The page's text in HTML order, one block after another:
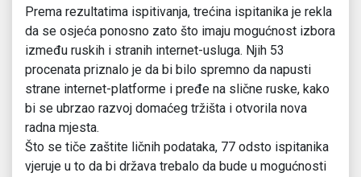
Prema rezultatima ispitivanja, trećina ispitanika je rekla
da se osjeća ponosno zato što imaju mogućnost izbora
između ruskih i stranih internet-usluga. Njih 53
procenata priznalo je da bi bilo spremno da napusti
strane internet-platforme i pređe na slične ruske, kako
bi se ubrzao razvoj domaćeg tržišta i otvorila nova
radna mjesta.
Što se tiče zaštite ličnih podataka, 77 odsto ispitanika
vjeruje u to da bi država trebalo da bude u mogućnosti